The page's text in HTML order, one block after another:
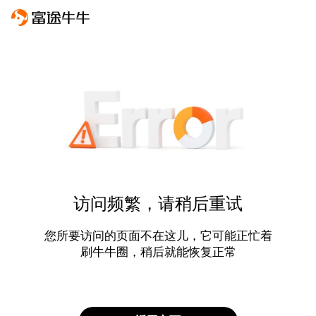
访问频繁，请稍后重试
您所要访问的页面不在这儿，它可能正忙着
刷牛牛圈，稍后就能恢复正常